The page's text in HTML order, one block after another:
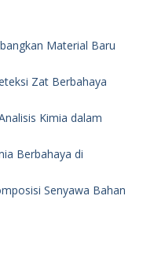
Material Baru
Zat Berbahaya
Kimia dalam
Berbahaya di
Senyawa Bahan